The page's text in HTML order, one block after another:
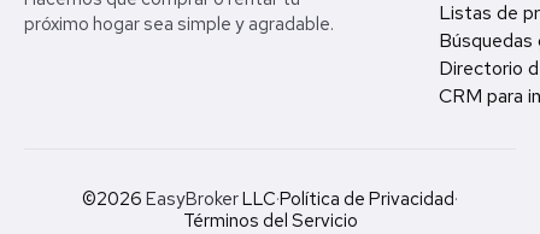
próximo hogar sea simple y agradable.
Listas de
Búsquedas
Directorio
CRM para
©2026 EasyBrokerLLC·Política de Privacidad·
Términos del Servicio